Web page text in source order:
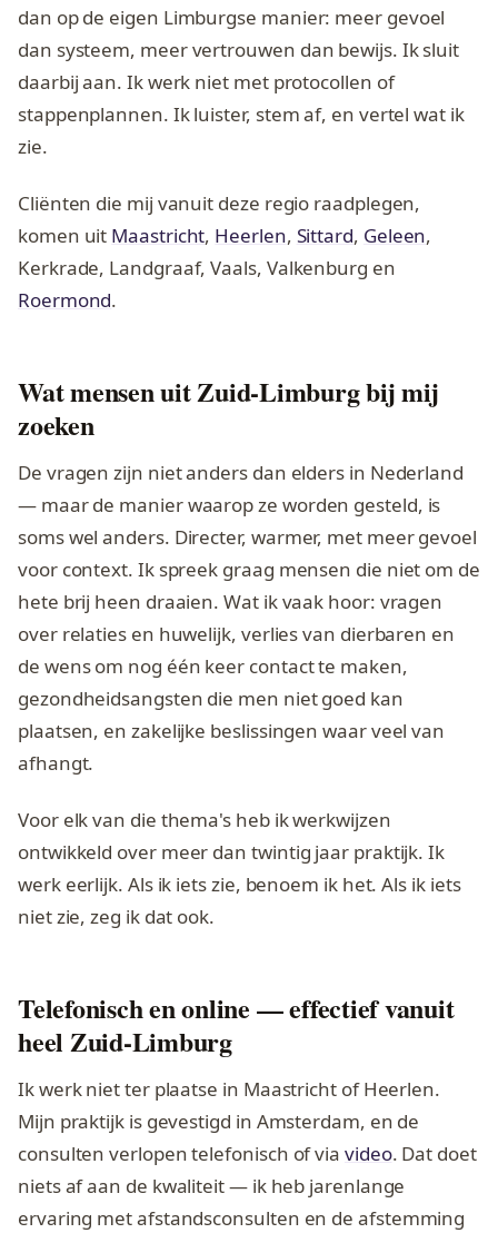
dan op de eigen Limburgse manier: meer gevoel
dan systeem, meer vertrouwen dan bewijs. Ik sluit
daarbij aan. Ik werk niet met protocollen of
stappenplannen. Ik luister, stem af, en vertel wat ik
zie.
Cliënten die mij vanuit deze regio raadplegen,
komen uit Maastricht, Heerlen, Sittard, Geleen,
Kerkrade, Landgraaf, Vaals, Valkenburg en
Roermond.
Wat mensen uit Zuid-Limburg bij mij
zoeken
De vragen zijn niet anders dan elders in Nederland
— maar de manier waarop ze worden gesteld, is
soms wel anders. Directer, warmer, met meer gevoel
voor context. Ik spreek graag mensen die niet om de
hete brij heen draaien. Wat ik vaak hoor: vragen
over relaties en huwelijk, verlies van dierbaren en
de wens om nog één keer contact te maken,
gezondheidsangsten die men niet goed kan
plaatsen, en zakelijke beslissingen waar veel van
afhangt.
Voor elk van die thema's heb ik werkwijzen
ontwikkeld over meer dan twintig jaar praktijk. Ik
werk eerlijk. Als ik iets zie, benoem ik het. Als ik iets
niet zie, zeg ik dat ook.
Telefonisch en online — effectief vanuit
heel Zuid-Limburg
Ik werk niet ter plaatse in Maastricht of Heerlen.
Mijn praktijk is gevestigd in Amsterdam, en de
consulten verlopen telefonisch of via video. Dat doet
niets af aan de kwaliteit — ik heb jarenlange
ervaring met afstandsconsulten en de afstemming